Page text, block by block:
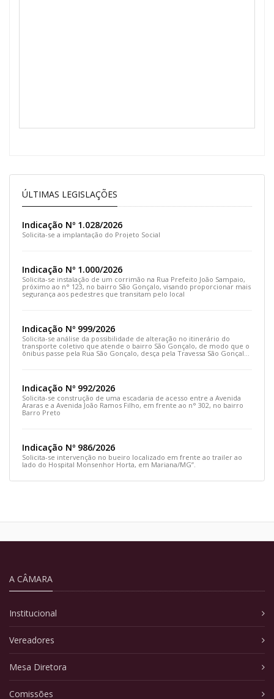
ÚLTIMAS LEGISLAÇÕES
Indicação Nº 1.028/2026
Solicita-se a implantação do Projeto Social
Indicação Nº 1.000/2026
Solicita-se instalação de um corrimão na Rua Prefeito João Sampaio,
próximo ao n° 123, no bairro São Gonçalo, visando proporcionar mais
segurança aos pedestres que transitam pelo local
Indicação Nº 999/2026
Solicita-se análise da possibilidade de alteração no itinerário do
transporte coletivo que atende o bairro São Gonçalo, de modo que o
ônibus passe pela Rua São Gonçalo, desça pela Travessa São Gonçalo
e siga pela Rua Prefeito João Sampaio
Indicação Nº 992/2026
Solicita-se construção de uma escadaria de acesso entre a Avenida
Araras e a Avenida João Ramos Filho, em frente ao n° 302, no bairro
Barro Preto
Indicação Nº 986/2026
Solicita-se intervenção no bueiro localizado em frente ao trailer ao
lado do Hospital Monsenhor Horta, em Mariana/MG”.
A CÂMARA
Institucional
Vereadores
Mesa Diretora
Comissões